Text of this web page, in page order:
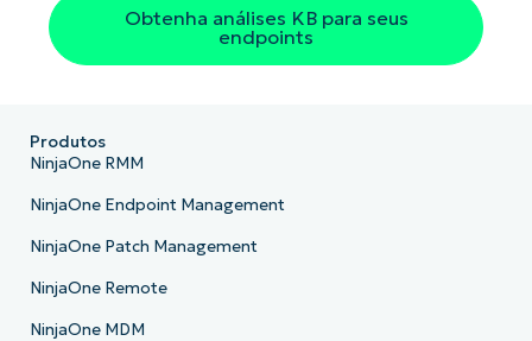
Obtenha análises KB para seus
endpoints
Produtos
NinjaOne RMM
NinjaOne Endpoint Management
NinjaOne Patch Management
NinjaOne Remote
NinjaOne MDM